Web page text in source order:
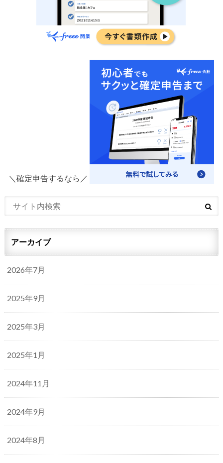
＼確定申告するなら／
アーカイブ
2026年7月
2025年9月
2025年3月
2025年1月
2024年11月
2024年9月
2024年8月